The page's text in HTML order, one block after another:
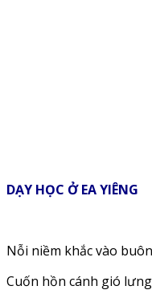
DẠY HỌC Ở EA YIÊNG
Nỗi niềm khắc vào
Cuốn hồn cánh gió